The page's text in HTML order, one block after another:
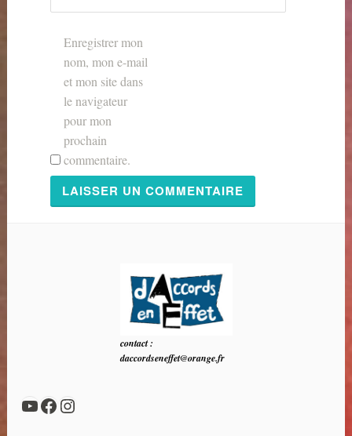
Enregistrer mon
nom, mon e-mail
et mon site dans
le navigateur
pour mon
prochain
commentaire.
contact :
daccordseneffet@orange.fr
YouTube
Facebook
Instagram